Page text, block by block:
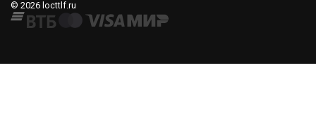
© 2026 locttlf.ru